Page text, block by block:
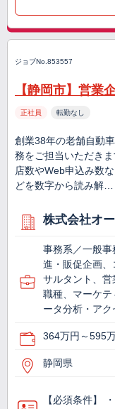
ジョブNo.853557
【静岡市】営業
正社員 転勤なし
創業38年の老舗自動
務をご担当いただき
店数やWeb申込み数
どを数字から読み解…
株式会社オ
事務系／一般
進・販促企画
サルタント、
職種、マーケ
ータ分析・アク
364万円～595
静岡県
【必須条件】